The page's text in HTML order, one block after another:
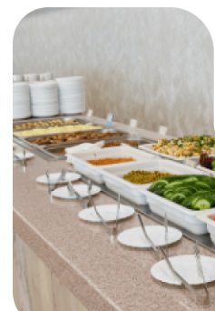
Спортивные
мероприятия
Виды спорта